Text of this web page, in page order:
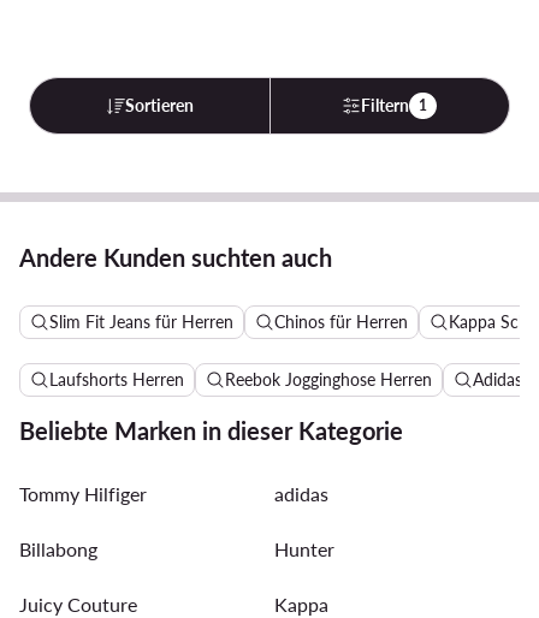
Sortieren Filtern 1
Andere Kunden suchten auch
Slim Fit Jeans für Herren Chinos für Herren Kappa
Laufshorts Herren Reebok Jogginghose Herren Adidas
Beliebte Marken in dieser Kategorie
Tommy Hilfiger adidas
Billabong Hunter
Juicy Couture Kappa